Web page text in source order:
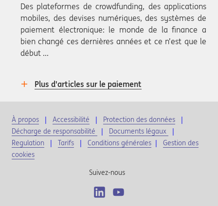
Des plateformes de crowdfunding, des applications
mobiles, des devises numériques, des systèmes de
paiement électronique: le monde de la finance a
bien changé ces dernières années et ce n’est que le
début ...
Plus d'articles sur le paiement
À propos Accessibilité
Protection des données
Décharge de responsabilité
Documents légaux
Regulation
Tarifs Conditions générales
Gestion des
cookies
Suivez-nous